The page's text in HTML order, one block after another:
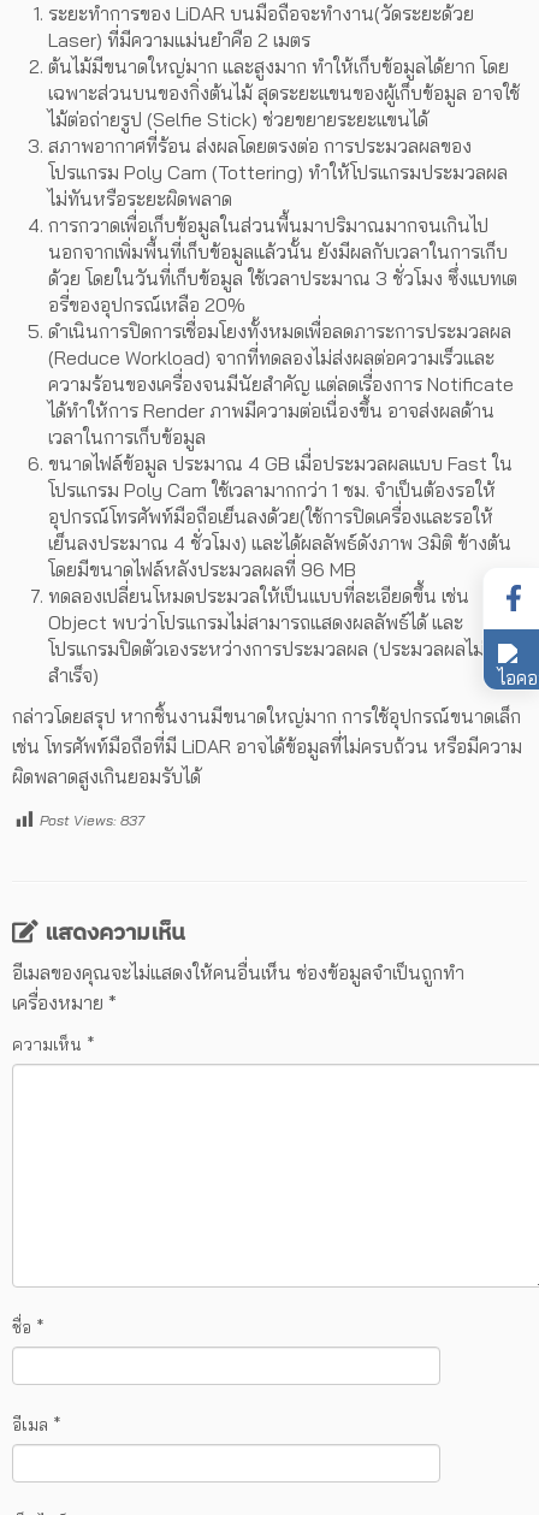
ระยะทำการของ LiDAR บนมือถือจะทำงาน(วัดระยะด้วย
Laser) ที่มีความแม่นยำคือ 2 เมตร
ต้นไม้มีขนาดใหญ่มาก และสูงมาก ทำให้เก็บข้อมูลได้ยาก โดย
เฉพาะส่วนบนของกิ่งต้นไม้ สุดระยะแขนของผู้เก็บข้อมูล อาจใช้
ไม้ต่อถ่ายรูป (Selfie Stick) ช่วยขยายระยะแขนได้
สภาพอากาศที่ร้อน ส่งผลโดยตรงต่อ การประมวลผลของ
โปรแกรม Poly Cam (Tottering) ทำให้โปรแกรมประมวลผล
ไม่ทันหรือระยะผิดพลาด
การกวาดเพื่อเก็บข้อมูลในส่วนพื้นมาปริมาณมากจนเกินไป
นอกจากเพิ่มพื้นที่เก็บข้อมูลแล้วนั้น ยังมีผลกับเวลาในการเก็บ
ด้วย โดยในวันที่เก็บข้อมูล ใช้เวลาประมาณ 3 ชั่วโมง ซึ่งแบทเต
อรี่ของอุปกรณ์เหลือ 20%
ดำเนินการปิดการเชื่อมโยงทั้งหมดเพื่อลดภาระการประมวลผล
(Reduce Workload) จากที่ทดลองไม่ส่งผลต่อความเร็วและ
ความร้อนของเครื่องจนมีนัยสำคัญ แต่ลดเรื่องการ Notificate
ได้ทำให้การ Render ภาพมีความต่อเนื่องขึ้น อาจส่งผลด้าน
เวลาในการเก็บข้อมูล
ขนาดไฟล์ข้อมูล ประมาณ 4 GB เมื่อประมวลผลแบบ Fast ใน
โปรแกรม Poly Cam ใช้เวลามากกว่า 1 ชม. จำเป็นต้องรอให้
อุปกรณ์โทรศัพท์มือถือเย็นลงด้วย(ใช้การปิดเครื่องและรอให้
เย็นลงประมาณ 4 ชั่วโมง) และได้ผลลัพธ์ดังภาพ 3มิติ ข้างต้น
โดยมีขนาดไฟล์หลังประมวลผลที่ 96 MB
ทดลองเปลี่ยนโหมดประมวลให้เป็นแบบที่ละเอียดขึ้น เช่น
Object พบว่าโปรแกรมไม่สามารถแสดงผลลัพธ์ได้ และ
โปรแกรมปิดตัวเองระหว่างการประมวลผล (ประมวลผลไม่
สำเร็จ)
กล่าวโดยสรุป หากชิ้นงานมีขนาดใหญ่มาก การใช้อุปกรณ์ขนาดเล็ก
เช่น โทรศัพท์มือถือที่มี LiDAR อาจได้ข้อมูลที่ไม่ครบถ้วน หรือมีความ
ผิดพลาดสูงเกินยอมรับได้
Post Views: 837
แสดงความเห็น
อีเมลของคุณจะไม่แสดงให้คนอื่นเห็น ช่องข้อมูลจำเป็นถูกทำ
เครื่องหมาย *
ความเห็น *
ชื่อ *
อีเมล *